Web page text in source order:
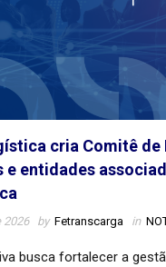
cria Comitê de
e entidades
2026 by Fetranscarga in
busca fortalecer a